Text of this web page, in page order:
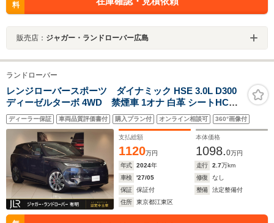
料
販売店： ジャガー・ランドローバー広島
ランドローバー
レンジローバースポーツ ダイナミック HSE 3.0L D300
ディーゼルターボ 4WD 禁煙車 1オナ 白革 シートHC
MERIDIAN HUD フィックスドサイドステップ アンビエ
ントライト 23インチアルミホイール クリアサイトインテ
リアリアビューミラー ワイヤレスデバイスチャージング
ステアリングヒーター
ディーラー保証 車両品質評価書付 購入プラン付 オンライン相談可 360°画像付
支払総額
1120万円
本体価格
1098.0万円
年式
2024年 走行 2.7万km
車検
'27/05 修復
なし
保証
保証付 整備
法定整備付
住所
東京都江東区